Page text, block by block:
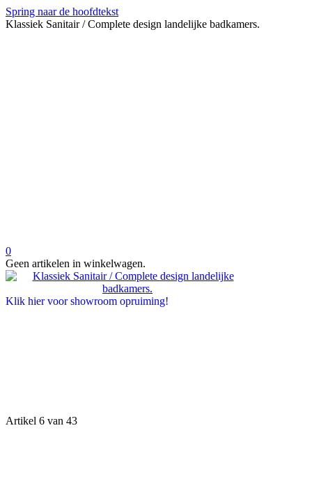
Spring naar de hoofdtekst
Klassiek Sanitair / Complete design landelijke badkamers.
0
Geen artikelen in winkelwagen.
Klik hier voor showroom opruiming!
Artikel 6 van 43